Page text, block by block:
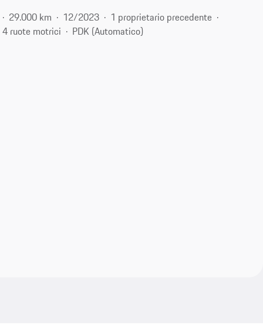
29.000 km 12/2023
1 proprietario precedente
4 ruote motrici
PDK (Automatico)